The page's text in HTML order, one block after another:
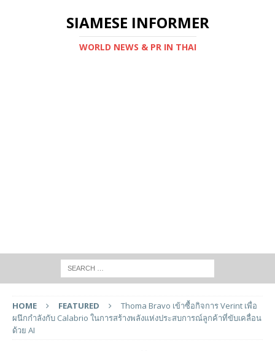
SIAMESE INFORMER
WORLD NEWS & PR IN THAI
HOME FEATURED
Thoma Bravo เข้าซื้อกิจการ Verint เพื่อ
ผนึกกำลังกับ Calabrio ในการสร้างพลังแห่งประสบการณ์ลูกค้าที่ขับเคลื่อน
ด้วย AI